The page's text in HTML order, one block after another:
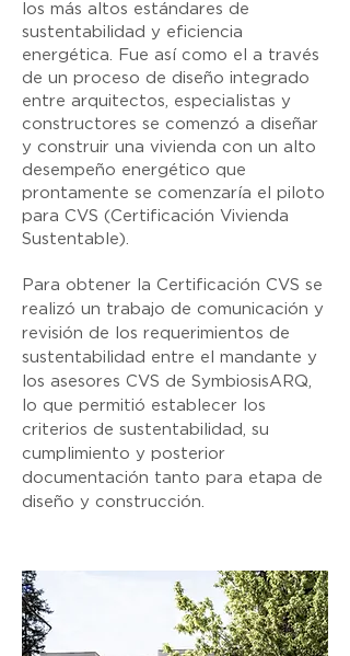
los más altos estándares de
sustentabilidad y eficiencia
energética. Fue así como el a través
de un proceso de diseño integrado
entre arquitectos, especialistas y
constructores se comenzó a diseñar
y construir una vivienda con un alto
desempeño energético que
prontamente se comenzaría el piloto
para CVS (Certificación Vivienda
Sustentable).
Para obtener la Certificación CVS se
realizó un trabajo de comunicación y
revisión de los requerimientos de
sustentabilidad entre el mandante y
los asesores CVS de SymbiosisARQ,
lo que permitió establecer los
criterios de sustentabilidad, su
cumplimiento y posterior
documentación tanto para etapa de
diseño y construcción.